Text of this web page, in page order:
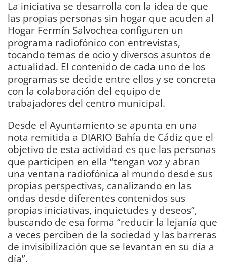
La iniciativa se desarrolla con la idea de que
las propias personas sin hogar que acuden al
Hogar Fermín Salvochea configuren un
programa radiofónico con entrevistas,
tocando temas de ocio y diversos asuntos de
actualidad. El contenido de cada uno de los
programas se decide entre ellos y se concreta
con la colaboración del equipo de
trabajadores del centro municipal.
Desde el Ayuntamiento se apunta en una
nota remitida a DIARIO Bahía de Cádiz que el
objetivo de esta actividad es que las personas
que participen en ella “tengan voz y abran
una ventana radiofónica al mundo desde sus
propias perspectivas, canalizando en las
ondas desde diferentes contenidos sus
propias iniciativas, inquietudes y deseos”,
buscando de esa forma “reducir la lejanía que
a veces perciben de la sociedad y las barreras
de invisibilización que se levantan en su día a
día”.